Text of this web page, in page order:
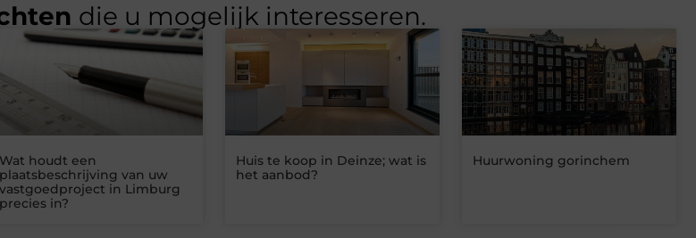
die u mogelijk interesseren.
Wat houdt een
plaatsbeschrijving van uw
vastgoedproject in Limburg
precies in?
Huis te koop in Deinze; wat is
het aanbod?
Huurwoning gorinchem